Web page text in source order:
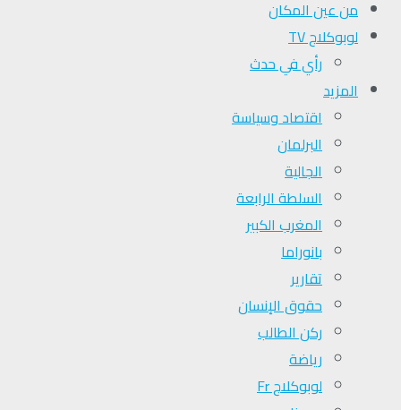
من عين المكان
لوبوكلاج TV
رأي في حدث
المزيد
اقتصاد وسياسة
البرلمان
الجالية
السلطة الرابعة
المغرب الكبير
بانوراما
تقارير
حقوق الإنسان
ركن الطالب
رياضة
لوبوكلاج Fr